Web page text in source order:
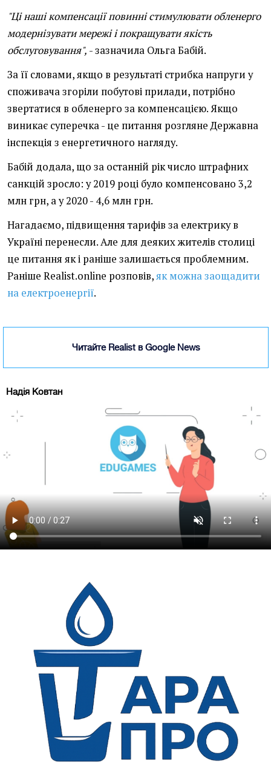
"Ці наші компенсації повинні стимулювати обленерго
модернізувати мережі і покращувати якість
обслуговування", - зазначила Ольга Бабій.
За її словами, якщо в результаті стрибка напруги у
споживача згоріли побутові прилади, потрібно
звертатися в обленерго за компенсацією. Якщо
виникає суперечка - це питання розгляне Державна
інспекція з енергетичного нагляду.
Бабій додала, що за останній рік число штрафних
санкцій зросло: у 2019 році було компенсовано 3,2
млн грн, а у 2020 - 4,6 млн грн.
Нагадаємо, підвищення тарифів за електрику в
Україні перенесли. Але для деяких жителів столиці
це питання як і раніше залишається проблемним.
Раніше Realist.online розповів,як можна заощадити
на електроенергії.
Читайте Realist в Google News
Надія Ковтан